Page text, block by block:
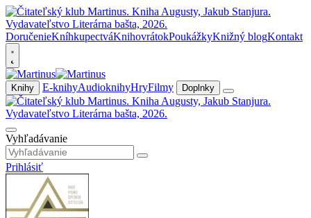
DoručenieKníhkupectváKnihovrátokPoukážkyKnižný blogKontakt
Knihy E-knihyAudioknihyHryFilmy Doplnky
Vyhľadávanie
Prihlásiť